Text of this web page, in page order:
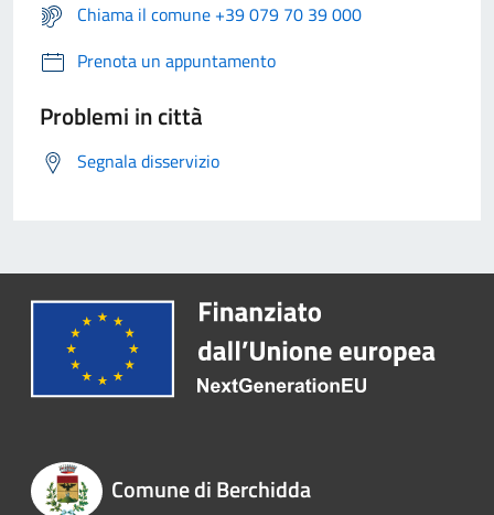
Chiama il comune +39 079 70 39 000
Prenota un appuntamento
Problemi in città
Segnala disservizio
Comune di Berchidda